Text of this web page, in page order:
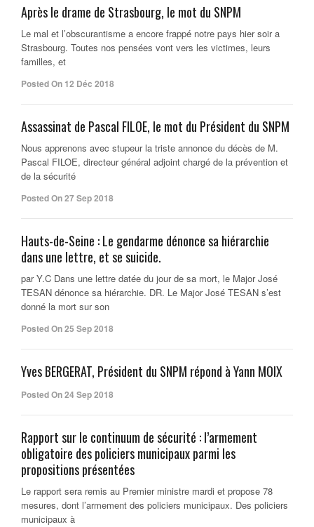
Après le drame de Strasbourg, le mot du SNPM
Le mal et l’obscurantisme a encore frappé notre pays hier soir a
Strasbourg. Toutes nos pensées vont vers les victimes, leurs
familles, et
Posted On 12 Déc 2018
Assassinat de Pascal FILOE, le mot du Président du SNPM
Nous apprenons avec stupeur la triste annonce du décès de M.
Pascal FILOE, directeur général adjoint chargé de la prévention et
de la sécurité
Posted On 27 Sep 2018
Hauts-de-Seine : Le gendarme dénonce sa hiérarchie
dans une lettre, et se suicide.
par Y.C Dans une lettre datée du jour de sa mort, le Major José
TESAN dénonce sa hiérarchie. DR. Le Major José TESAN s’est
donné la mort sur son
Posted On 25 Sep 2018
Yves BERGERAT, Président du SNPM répond à Yann MOIX
Posted On 24 Sep 2018
Rapport sur le continuum de sécurité : l’armement
obligatoire des policiers municipaux parmi les
propositions présentées
Le rapport sera remis au Premier ministre mardi et propose 78
mesures, dont l’armement des policiers municipaux. Des policiers
municipaux à